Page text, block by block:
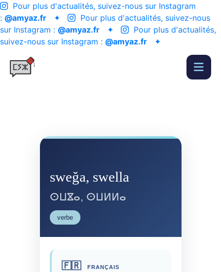
Pour plus d'actualités, suivez-nous sur Instagram
: @amyaz.fr ✦
Pour plus d'actualités, suivez-nous
sur Instagram : @amyaz.fr ✦
Pour plus d'actualités,
suivez-nous sur Instagram : @amyaz.fr ✦
sweǧa, swella
ⵙⵡⴵⴰ, ⵙⵡⵍⵍⴰ
verbe
🇫🇷 FRANÇAIS